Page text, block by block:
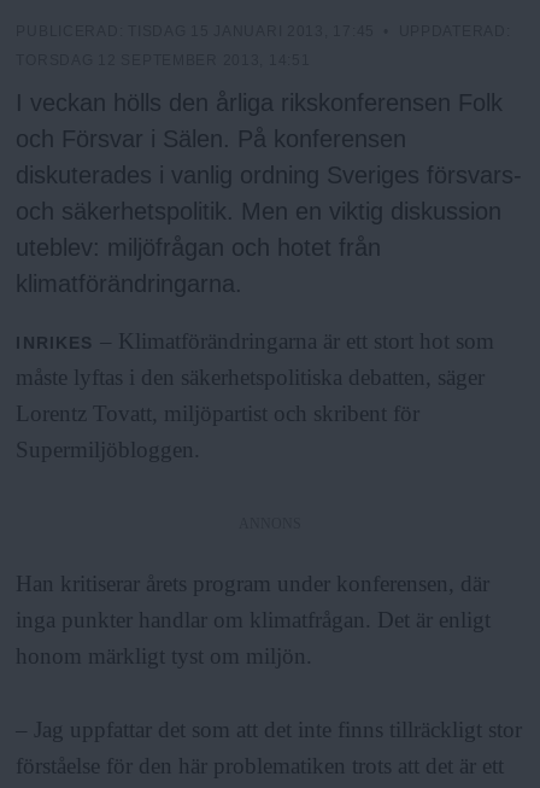
I veckan hölls den årliga rikskonferensen Folk
och Försvar i Sälen. På konferensen
diskuterades i vanlig ordning Sveriges försvars-
och säkerhetspolitik. Men en viktig diskussion
uteblev: miljöfrågan och hotet från
klimatförändringarna.
INRIKES – Klimatförändringarna är ett stort hot som
måste lyftas i den säkerhetspolitiska debatten, säger
Lorentz Tovatt, miljöpartist och skribent för
Supermiljöbloggen.
Han kritiserar årets program under konferensen, där
inga punkter handlar om klimatfrågan. Det är enligt
honom märkligt tyst om miljön.
– Jag uppfattar det som att det inte finns tillräckligt stor
förståelse för den här problematiken trots att det är ett